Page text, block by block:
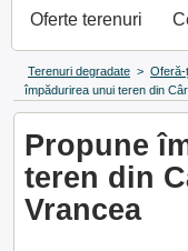
Oferte terenuri
Terenuri degradate > Oferă-
împădurirea unui teren din
Propune
teren din
Vrancea